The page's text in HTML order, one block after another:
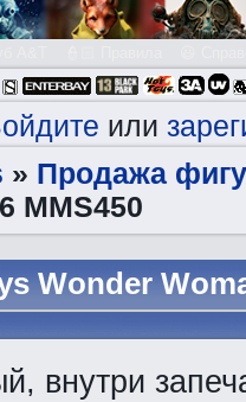
или
» Продажа
MMS450
Wonder
внутри